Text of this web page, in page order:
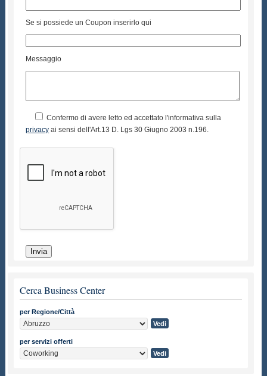
Se si possiede un Coupon inserirlo qui
Messaggio
Confermo di avere letto ed accettato l'informativa sulla
privacy ai sensi dell'Art.13 D. Lgs 30 Giugno 2003 n.196.
Cerca Business Center
per Regione/Città
per servizi offerti